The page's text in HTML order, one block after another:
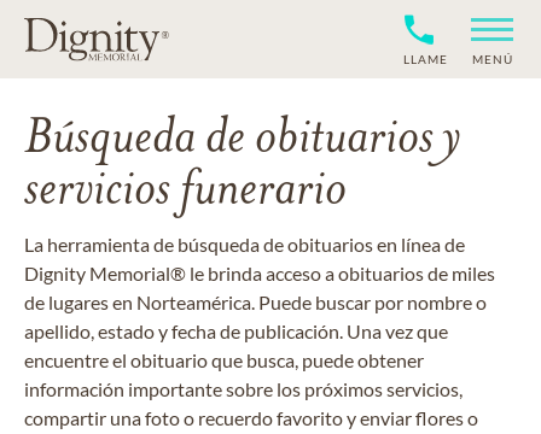
LLAME MENÚ
Búsqueda de obituarios y
servicios funerario
La herramienta de búsqueda de obituarios en línea de
Dignity Memorial® le brinda acceso a obituarios de miles
de lugares en Norteamérica. Puede buscar por nombre o
apellido, estado y fecha de publicación. Una vez que
encuentre el obituario que busca, puede obtener
información importante sobre los próximos servicios,
compartir una foto o recuerdo favorito y enviar flores o